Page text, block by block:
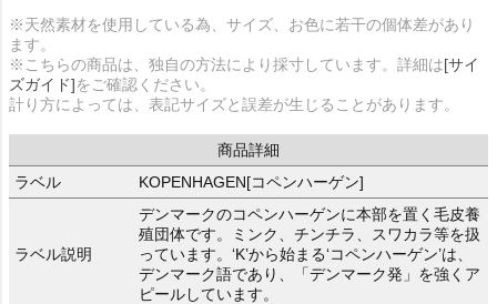
※天然素材を使用している為、サイズ、お色に若干の個体差があり
ます。
※こちらの商品は、独自の方法により採寸しています。詳細は[サイ
ズガイド]をご確認ください。
計り方によっては、表記サイズと誤差が生じることがあります。
商品詳細
ラベル
KOPENHAGEN[コペンハーゲン]
ラベル説明
デンマークのコペンハーゲンに本部を置く毛皮養
殖団体です。ミンク、チンチラ、スワカラ等を扱
っています。‘K’から始まる‘コペンハーゲン’は、
デンマーク語であり、「デンマーク発」を強くア
ピールしています。